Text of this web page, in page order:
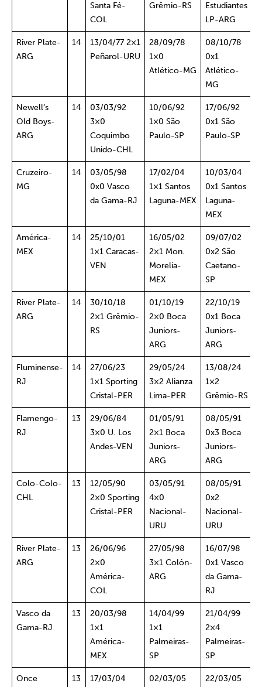
Santa Fé-
COL
Grêmio-RS
Estudiantes
LP-ARG
River Plate-
ARG
14
13/04/77 2×1
Peñarol-URU
28/09/78
1×0
Atlético-MG
08/10/78
0x1
Atlético-
MG
Newell’s
Old Boys-
ARG
14
03/03/92
3×0
Coquimbo
Unido-CHL
10/06/92
1×0 São
Paulo-SP
17/06/92
0x1 São
Paulo-SP
Cruzeiro-
MG
14
03/05/98
0x0 Vasco
da Gama-RJ
17/02/04
1×1 Santos
Laguna-MEX
10/03/04
0x1 Santos
Laguna-
MEX
América-
MEX
14
25/10/01
1×1 Caracas-
VEN
16/05/02
2×1 Mon.
Morelia-
MEX
09/07/02
0x2 São
Caetano-
SP
River Plate-
ARG
14
30/10/18
2×1 Grêmio-
RS
01/10/19
2×0 Boca
Juniors-
ARG
22/10/19
0x1 Boca
Juniors-
ARG
Fluminense-
RJ
14
27/06/23
1×1 Sporting
Cristal-PER
29/05/24
3×2 Alianza
Lima-PER
13/08/24
1×2
Grêmio-RS
Flamengo-
RJ
13
29/06/84
3×0 U. Los
Andes-VEN
01/05/91
2×1 Boca
Juniors-
ARG
08/05/91
0x3 Boca
Juniors-
ARG
Colo-Colo-
CHL
13
12/05/90
2×0 Sporting
Cristal-PER
03/05/91
4×0
Nacional-
URU
08/05/91
0x2
Nacional-
URU
River Plate-
ARG
13
26/06/96
2×0
América-
COL
27/05/98
3×1 Colón-
ARG
16/07/98
0x1 Vasco
da Gama-
RJ
Vasco da
Gama-RJ
13
20/03/98
1×1
América-
MEX
14/04/99
1×1
Palmeiras-
SP
21/04/99
2×4
Palmeiras-
SP
Once
13
17/03/04
02/03/05
22/03/05